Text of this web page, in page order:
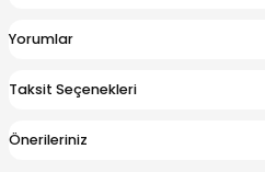
Yorumlar
Taksit Seçenekleri
Önerileriniz